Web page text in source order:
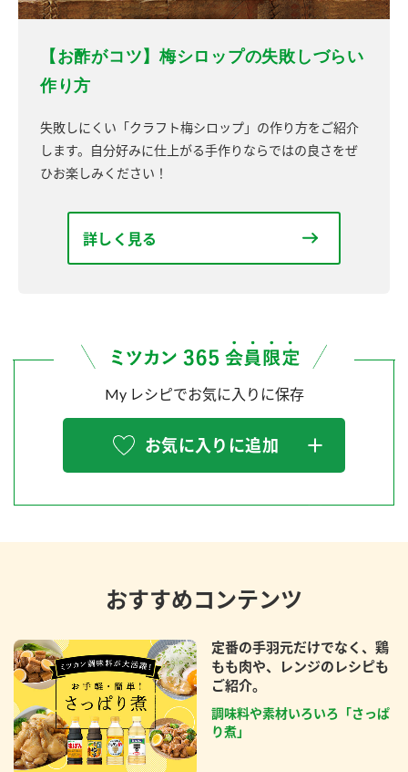
【お酢がコツ】梅シロップの失敗しづらい
作り方
失敗しにくい「クラフト梅シロップ」の作り方をご紹介
します。自分好みに仕上がる手作りならではの良さをぜ
ひお楽しみください！
詳しく見る
My レシピでお気に入りに保存
お気に入りに追加
おすすめコンテンツ
定番の手羽元だけでなく、鶏
もも肉や、レンジのレシピも
ご紹介。
調味料や素材いろいろ「さっぱ
り煮」